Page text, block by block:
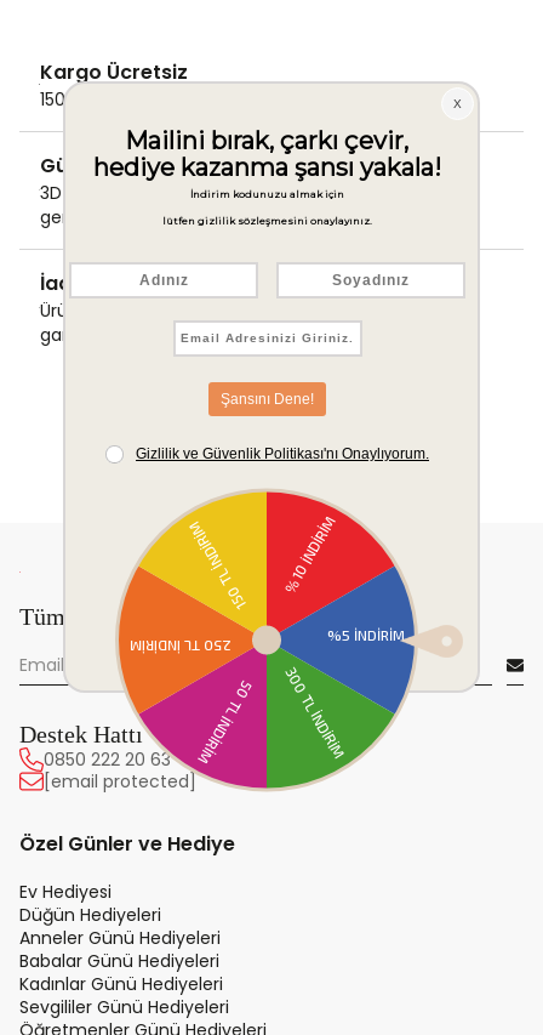
Kargo Ücretsiz
1500 TL ve üzeri alışverişlerde Kargo bedava!
Güvenli Ödeme
3D Secure ile güvenli ödemenizi
gerçekleştirin.
İade & Değişim Garantisi
Ürünlerinizde sorunsuz iade ve değişim
garantisi.
Tüm yeniliklerden önce sen haberdar ol!
Destek Hattı
0850 222 20 63
[email protected]
Özel Günler ve Hediye
Ev Hediyesi
Düğün Hediyeleri
Anneler Günü Hediyeleri
Babalar Günü Hediyeleri
Kadınlar Günü Hediyeleri
Sevgililer Günü Hediyeleri